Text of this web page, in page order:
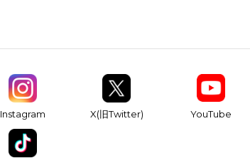
Instagram X(旧Twitter) YouTube